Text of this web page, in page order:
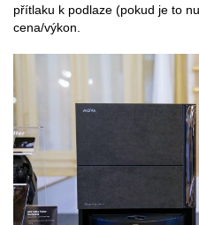
přítlaku k podlaze (pokud je to
cena/výkon.